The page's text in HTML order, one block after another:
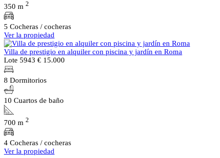
350 m 2
5 Cocheras / cocheras
Ver la propiedad
Villa de prestigio en alquiler con piscina y jardín en Roma
Lote 5943 € 15.000
8 Dormitorios
10 Cuartos de baño
700 m 2
4 Cocheras / cocheras
Ver la propiedad